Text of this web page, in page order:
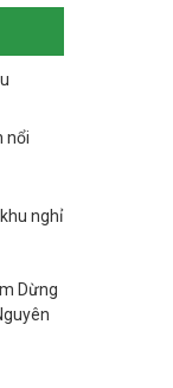
nổi
nghỉ
Dừng